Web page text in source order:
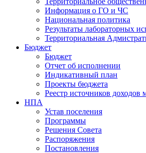
Информация о ГО и ЧС
Национальная политика
Результаты лабораторных
Территориальная
Бюджет
Бюджет
Отчет об исполнении
Индикативный план
Проекты бюджета
Реестр источников доходов
НПА
Устав поселения
Программы
Решения Совета
Распоряжения
Постановления